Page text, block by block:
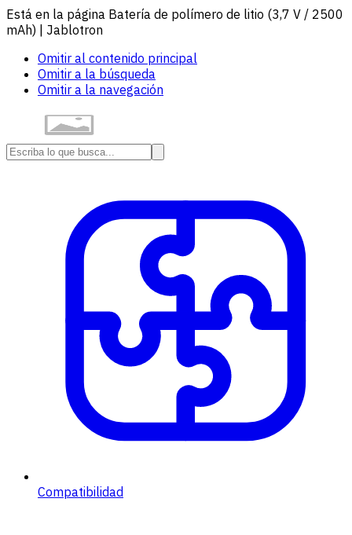
Está en la página Batería de polímero de litio (3,7 V / 2500
mAh) | Jablotron
Omitir al contenido principal
Omitir a la búsqueda
Omitir a la navegación
Compatibilidad